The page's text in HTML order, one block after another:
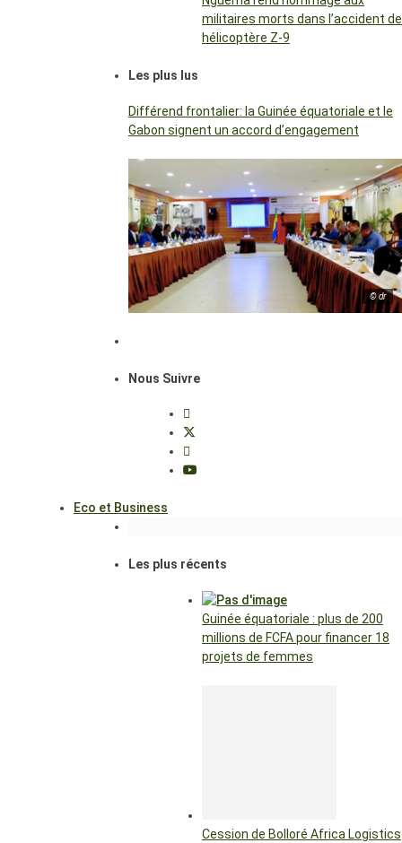
militaires morts dans l’accident de
hélicoptère Z-9
Les plus lus
Différend frontalier: la Guinée équatoriale et le
Gabon signent un accord d’engagement
© dr
Nous Suivre
Eco et Business
Les plus récents
Guinée équatoriale : plus de 200
millions de FCFA pour financer 18
projets de femmes
Cession de Bolloré Africa Logistics